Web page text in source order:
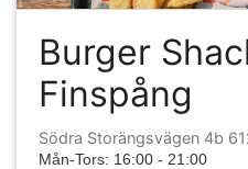
Burger
Finspång
Södra Storängsvägen 4b
Mån-Tors: 16:00 - 21:00